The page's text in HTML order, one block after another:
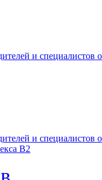
и специалистов
и специалистов
В2